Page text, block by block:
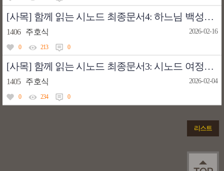
[사목] 함께 읽는 시노드 최종문서4: 하느님 백성의 신학적 · 영성적 토대 - 제1부(13~27항)
1406 주호식 2026-02-16
0 213 0
[사목] 함께 읽는 시노드 최종문서3: 시노드 여정은 부활하신 주님과의 만남 - 서문(1~2항)
1405 주호식 2026-02-04
0 234 0
리스트